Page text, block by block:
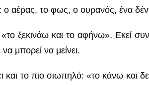
ο αέρας, το φως, ο ουρανός, ένα
ξεκινάω και το αφήνω». Εκεί
μπορεί να μείνει.
και το πιο σιωπηλό: «το κάνω και